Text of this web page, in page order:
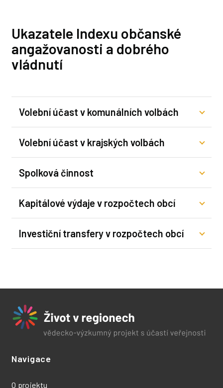
Ukazatele Indexu občanské
angažovanosti a dobrého
vládnutí
Volební účast v komunálních volbách
Volební účast v krajských volbách
Spolková činnost
Kapitálové výdaje v rozpočtech obcí
Investiční transfery v rozpočtech obcí
Navigace
O projektu